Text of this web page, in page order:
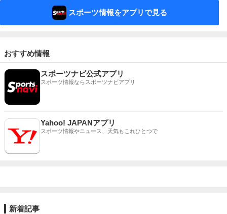
スポーツ情報をアプリで見る
おすすめ情報
スポーツナビ公式アプリ
スポーツ情報ならスポーツナビアプリ
Yahoo! JAPANアプリ
スポーツ情報やニュース、天気もこれひとつで
新着記事